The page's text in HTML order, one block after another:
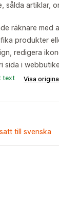
sålda artiklar,
räknare med
produkter
redigera
sida i
text Visa
till svenska